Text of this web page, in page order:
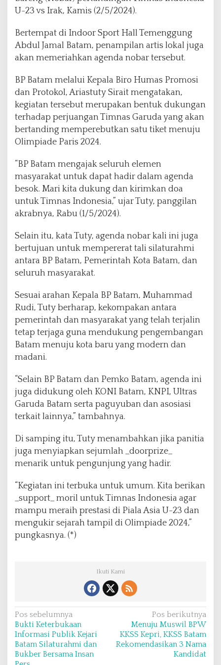
z
e
e
a
k
a
o
b
a
T
i
m
n
a
s
d
o
n
a
U
-
v
r
a
U-23 vs Irak, Kamis (2/5/2024).
Bertempat di Indoor Sport Hall Temenggung
Abdul Jamal Batam, penampilan artis lokal juga
akan memeriahkan agenda nobar tersebut.
BP Batam melalui Kepala Biro Humas Promosi
dan Protokol, Ariastuty Sirait mengatakan,
kegiatan tersebut merupakan bentuk dukungan
terhadap perjuangan Timnas Garuda yang akan
bertanding memperebutkan satu tiket menuju
Olimpiade Paris 2024.
“BP Batam mengajak seluruh elemen
masyarakat untuk dapat hadir dalam agenda
besok. Mari kita dukung dan kirimkan doa
untuk Timnas Indonesia,” ujar Tuty, panggilan
akrabnya, Rabu (1/5/2024).
Selain itu, kata Tuty, agenda nobar kali ini juga
bertujuan untuk mempererat tali silaturahmi
antara BP Batam, Pemerintah Kota Batam, dan
seluruh masyarakat.
Sesuai arahan Kepala BP Batam, Muhammad
Rudi, Tuty berharap, kekompakan antara
pemerintah dan masyarakat yang telah terjalin
tetap terjaga guna mendukung pengembangan
Batam menuju kota baru yang modern dan
madani.
“Selain BP Batam dan Pemko Batam, agenda ini
juga didukung oleh KONI Batam, KNPI, Ultras
Garuda Batam serta paguyuban dan asosiasi
terkait lainnya,” tambahnya.
Di samping itu, Tuty menambahkan jika panitia
juga menyiapkan sejumlah _doorprize_
menarik untuk pengunjung yang hadir.
“Kegiatan ini terbuka untuk umum. Kita berikan
_support_ moril untuk Timnas Indonesia agar
mampu meraih prestasi di Piala Asia U-23 dan
mengukir sejarah tampil di Olimpiade 2024,”
pungkasnya. (*)
Ikuti Kami
N
a
v
i
Pos sebelumnya
Bukti Keterbukaan
Informasi Publik Kejari
Batam Silaturahmi dan
Bukber Bersama Insan
Pos berikutnya
Menuju Muswil BPW
KKSS Kepri, KKSS Batam
Rekomendasikan 3 Nama
Kandidat